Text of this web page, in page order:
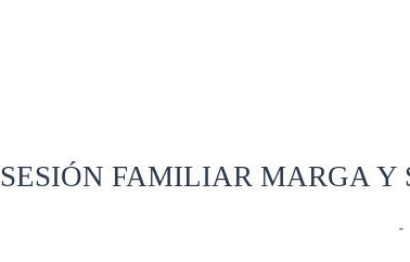
SESIÓN FAMILIAR MARGA Y
- Comments-